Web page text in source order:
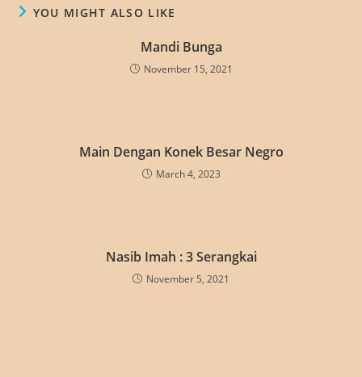
YOU MIGHT ALSO LIKE
Mandi Bunga
November 15, 2021
Main Dengan Konek Besar Negro
March 4, 2023
Nasib Imah : 3 Serangkai
November 5, 2021